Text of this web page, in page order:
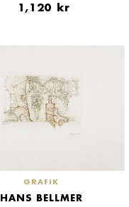
1,120 kr
GRAFIK
HANS BELLMER